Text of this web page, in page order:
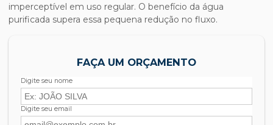
imperceptível em uso regular. O benefício da água
purificada supera essa pequena redução no fluxo.
FAÇA UM ORÇAMENTO
Digite seu nome
Digite seu email